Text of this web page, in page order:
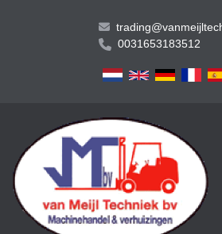
0031653183512